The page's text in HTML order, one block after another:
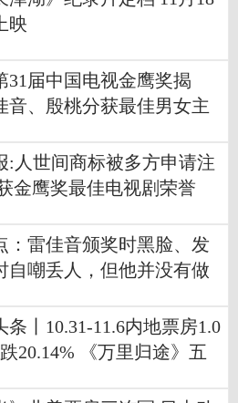
映
31届中国电视金鹰奖揭
音、殷桃分获最佳男女主
:人世间商标被多方申请注
金鹰奖最佳电视剧荣誉
：雷佳音颁奖时黑脸、发
自嘲丢人，但他并没有做
条丨10.31-11.6内地票房1.0
20.14% 《万里归途》五